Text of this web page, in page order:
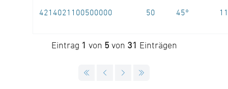
4214021100500000 50 45° 11
Eintrag 1 von 5 von 31 Einträgen